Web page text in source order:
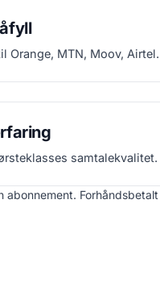
Orange, MTN, Moov, Airtel.
samtalekvalitet.
abonnement.